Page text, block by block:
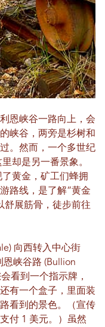
恩峡谷一路向上，会
峡谷，两旁是杉树和
。然而，一个多世纪
却是另一番景象。
黄金，矿工们蜂拥
路线，是了解“黄金
舒展筋骨，徒步前往
向西转入中心街
峡谷路 (Bullion
看到一个指示牌，
有一个盒子，里面装
看到的景色。（宣传
付 1 美元。）虽然